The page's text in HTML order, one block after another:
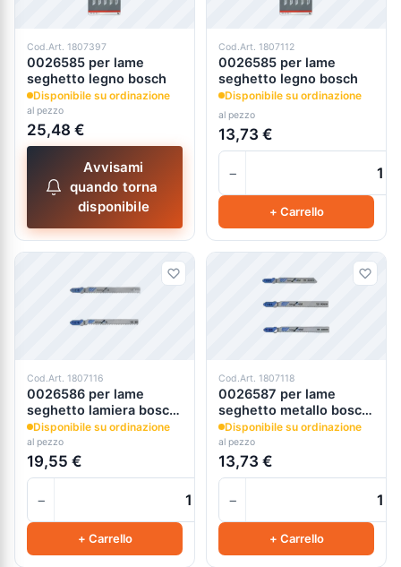
Cod.Art. 1807397
0026585 per lame
seghetto legno bosch
Disponibile su ordinazione
al pezzo
25,48 €
Avvisami
quando torna
disponibile
Cod.Art. 1807112
0026585 per lame
seghetto legno bosch
Disponibile su ordinazione
al pezzo
13,73 €
−
+ Carrello
Cod.Art. 1807116
0026586 per lame
seghetto lamiera bosch
- attacco a 1 dente
Disponibile su ordinazione
al pezzo
19,55 €
−
+ Carrello
Cod.Art. 1807118
0026587 per lame
seghetto metallo bosch
- attacco a 1 dente
Disponibile su ordinazione
al pezzo
13,73 €
−
+ Carrello